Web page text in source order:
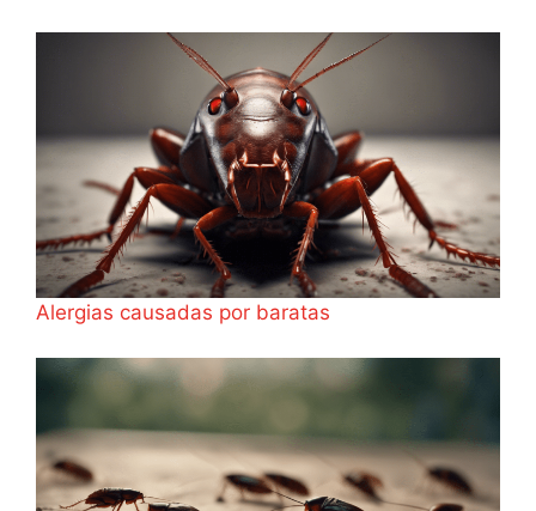
Alergias causadas por baratas